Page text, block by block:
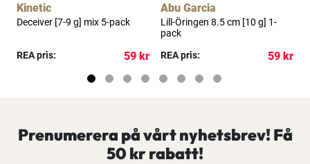
Kinetic
Deceiver [7-9 g] mix 5-pack
REA pris: 59 kr
Abu Garcia
Lill-Öringen 8.5 cm [10 g] 1-
pack
REA pris:
59 kr
Prenumerera på vårt nyhetsbrev! Få
50 kr rabatt!